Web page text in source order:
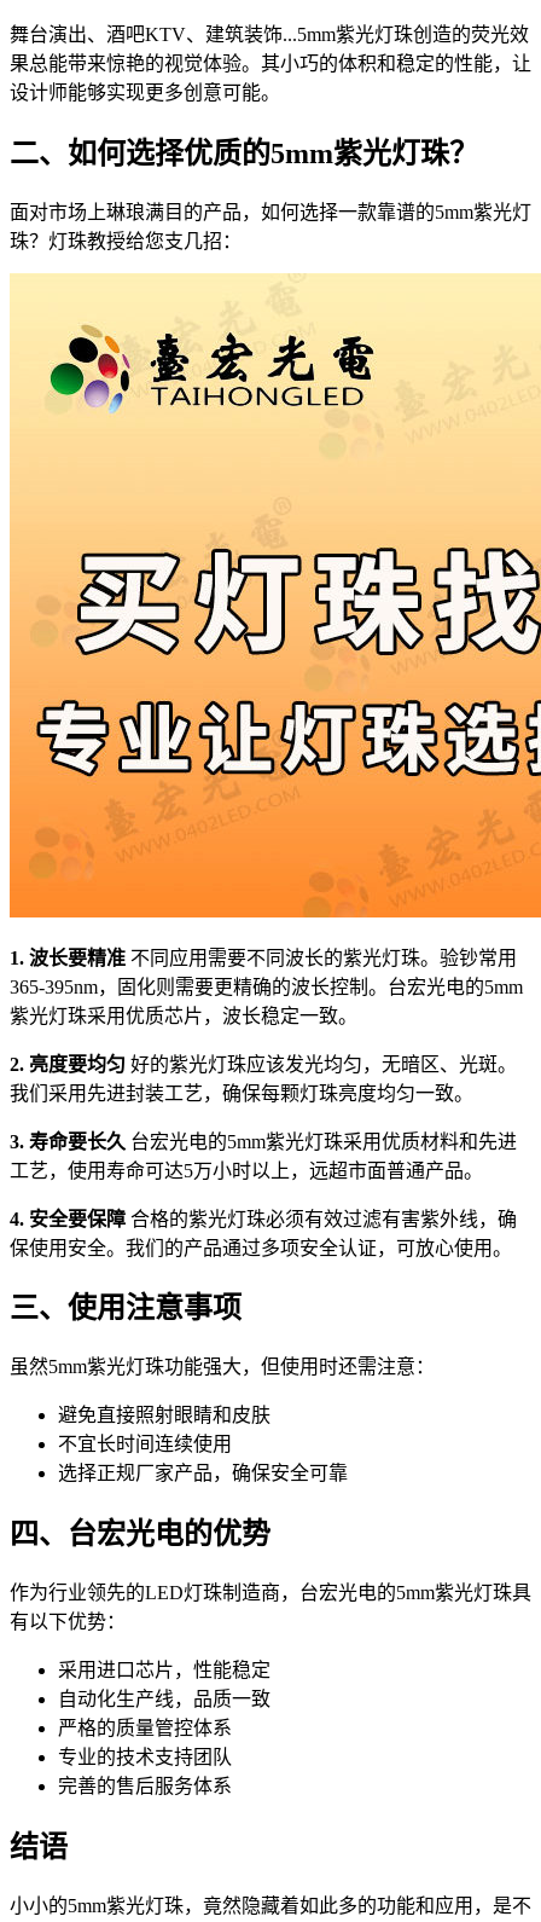
舞台演出、酒吧KTV、建筑装饰...5mm紫光灯珠创造的荧光效
果总能带来惊艳的视觉体验。其小巧的体积和稳定的性能，让
设计师能够实现更多创意可能。
二、如何选择优质的5mm紫光灯珠？
面对市场上琳琅满目的产品，如何选择一款靠谱的5mm紫光灯
珠？灯珠教授给您支几招：
1. 波长要精准 不同应用需要不同波长的紫光灯珠。验钞常用
365-395nm，固化则需要更精确的波长控制。台宏光电的5mm
紫光灯珠采用优质芯片，波长稳定一致。
2. 亮度要均匀 好的紫光灯珠应该发光均匀，无暗区、光斑。
我们采用先进封装工艺，确保每颗灯珠亮度均匀一致。
3. 寿命要长久 台宏光电的5mm紫光灯珠采用优质材料和先进
工艺，使用寿命可达5万小时以上，远超市面普通产品。
4. 安全要保障 合格的紫光灯珠必须有效过滤有害紫外线，确
保使用安全。我们的产品通过多项安全认证，可放心使用。
三、使用注意事项
虽然5mm紫光灯珠功能强大，但使用时还需注意：
避免直接照射眼睛和皮肤
不宜长时间连续使用
选择正规厂家产品，确保安全可靠
四、台宏光电的优势
作为行业领先的LED灯珠制造商，台宏光电的5mm紫光灯珠具
有以下优势：
采用进口芯片，性能稳定
自动化生产线，品质一致
严格的质量管控体系
专业的技术支持团队
完善的售后服务体系
结语
小小的5mm紫光灯珠，竟然隐藏着如此多的功能和应用，是不